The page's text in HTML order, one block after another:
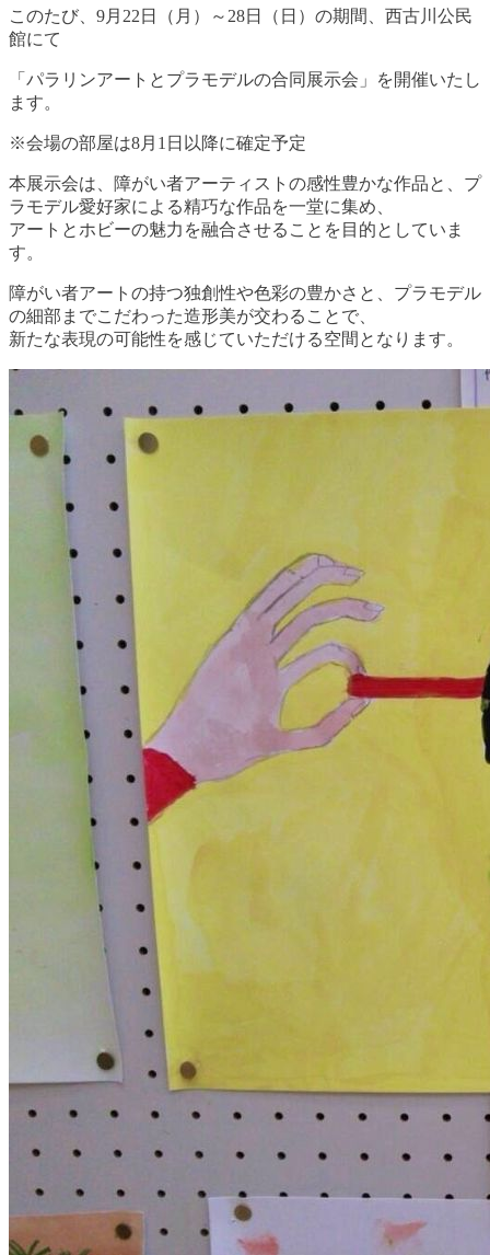
このたび、9月22日（月）～28日（日）の期間、西古川公民
館にて
「パラリンアートとプラモデルの合同展示会」を開催いたし
ます。
※会場の部屋は8月1日以降に確定予定
本展示会は、障がい者アーティストの感性豊かな作品と、プ
ラモデル愛好家による精巧な作品を一堂に集め、
アートとホビーの魅力を融合させることを目的としていま
す。
障がい者アートの持つ独創性や色彩の豊かさと、プラモデル
の細部までこだわった造形美が交わることで、
新たな表現の可能性を感じていただける空間となります。